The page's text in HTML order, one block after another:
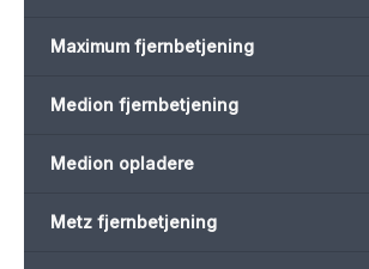
Maximum fjernbetjening
Medion fjernbetjening
Medion opladere
Metz fjernbetjening